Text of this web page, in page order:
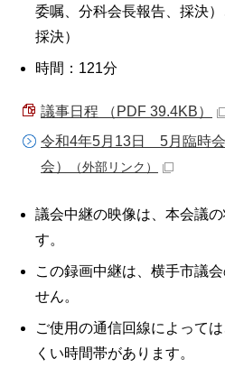
委嘱、分科会長報告、採決
採決）
時間：121分
議事日程 （PDF 39.4KB）
令和4年5月13日 5月臨時
会）
（外部リンク）
議会中継の映像は、本会議
す。
この録画中継は、横手市議
せん。
ご使用の通信回線によって
くい時間帯があります。